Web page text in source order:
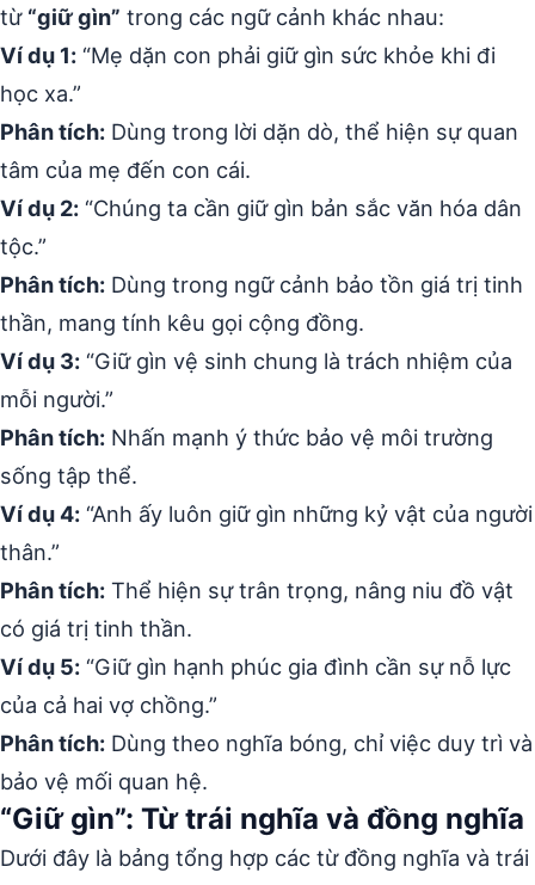
từ “giữ gìn” trong các ngữ cảnh khác nhau:
Ví dụ 1: “Mẹ dặn con phải giữ gìn sức khỏe khi đi
học xa.”
Phân tích: Dùng trong lời dặn dò, thể hiện sự quan
tâm của mẹ đến con cái.
Ví dụ 2: “Chúng ta cần giữ gìn bản sắc văn hóa dân
tộc.”
Phân tích: Dùng trong ngữ cảnh bảo tồn giá trị tinh
thần, mang tính kêu gọi cộng đồng.
Ví dụ 3: “Giữ gìn vệ sinh chung là trách nhiệm của
mỗi người.”
Phân tích: Nhấn mạnh ý thức bảo vệ môi trường
sống tập thể.
Ví dụ 4: “Anh ấy luôn giữ gìn những kỷ vật của người
thân.”
Phân tích: Thể hiện sự trân trọng, nâng niu đồ vật
có giá trị tinh thần.
Ví dụ 5: “Giữ gìn hạnh phúc gia đình cần sự nỗ lực
của cả hai vợ chồng.”
Phân tích: Dùng theo nghĩa bóng, chỉ việc duy trì và
bảo vệ mối quan hệ.
“Giữ gìn”: Từ trái nghĩa và đồng nghĩa
Dưới đây là bảng tổng hợp các từ đồng nghĩa và trái